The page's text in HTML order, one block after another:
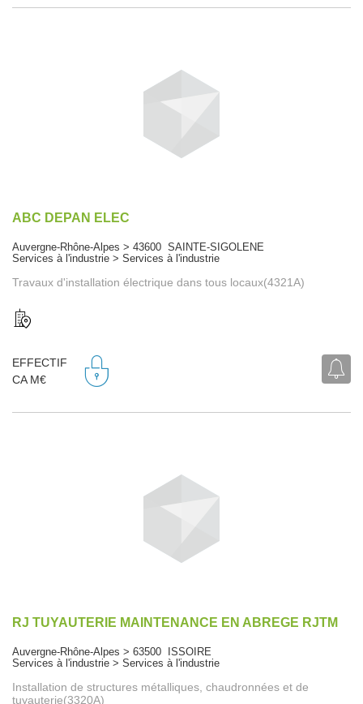
ABC DEPAN ELEC
Auvergne-Rhône-Alpes > 43600 SAINTE-SIGOLENE
Services à l'industrie > Services à l'industrie
Travaux d'installation électrique dans tous locaux(4321A)
EFFECTIF
CA M€
RJ TUYAUTERIE MAINTENANCE EN ABREGE RJTM
Auvergne-Rhône-Alpes > 63500 ISSOIRE
Services à l'industrie > Services à l'industrie
Installation de structures métalliques, chaudronnées et de
tuyauterie(3320A)